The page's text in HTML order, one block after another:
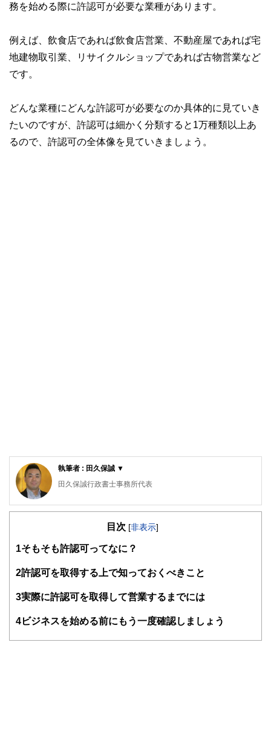
務を始める際に許認可が必要な業種があります。
例えば、飲食店であれば飲食店営業、不動産屋であれば宅
地建物取引業、リサイクルショップであれば古物営業など
です。
どんな業種にどんな許認可が必要なのか具体的に見ていき
たいのですが、許認可は細かく分類すると1万種類以上あ
るので、許認可の全体像を見ていきましょう。
執筆者 : 田久保誠 ▼
田久保誠行政書士事務所代表
CFP®、1級ファイナンシャル・プランニング技能士、特定
知的財産管理技能士、著作権相談員
行政書士生活相談センター等の相談員として、相続などの相
ている。「クライアントと同じ目線で一歩先を行く提案」を
モットーにしている。
目次 [非表示]
1そもそも許認可ってなに？
2許認可を取得する上で知っておくべきこと
3実際に許認可を取得して営業するまでには
4ビジネスを始める前にもう一度確認しましょう